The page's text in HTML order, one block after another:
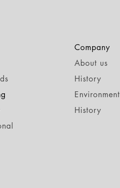
Company
About us
History
Environment
History